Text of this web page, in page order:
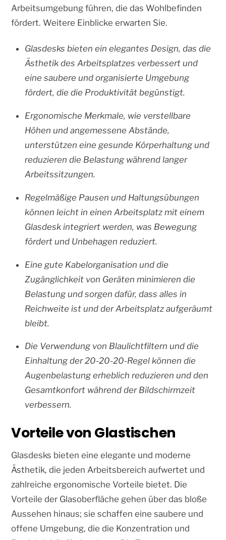
Arbeitsumgebung führen, die das Wohlbefinden
fördert. Weitere Einblicke erwarten Sie.
Glasdesks bieten ein elegantes Design, das die
Ästhetik des Arbeitsplatzes verbessert und
eine saubere und organisierte Umgebung
fördert, die die Produktivität begünstigt.
Ergonomische Merkmale, wie verstellbare
Höhen und angemessene Abstände,
unterstützen eine gesunde Körperhaltung und
reduzieren die Belastung während langer
Arbeitssitzungen.
Regelmäßige Pausen und Haltungsübungen
können leicht in einen Arbeitsplatz mit einem
Glasdesk integriert werden, was Bewegung
fördert und Unbehagen reduziert.
Eine gute Kabelorganisation und die
Zugänglichkeit von Geräten minimieren die
Belastung und sorgen dafür, dass alles in
Reichweite ist und der Arbeitsplatz aufgeräumt
bleibt.
Die Verwendung von Blaulichtfiltern und die
Einhaltung der 20-20-20-Regel können die
Augenbelastung erheblich reduzieren und den
Gesamtkonfort während der Bildschirmzeit
verbessern.
Vorteile von Glastischen
Glasdesks bieten eine elegante und moderne
Ästhetik, die jeden Arbeitsbereich aufwertet und
zahlreiche ergonomische Vorteile bietet. Die
Vorteile der Glasoberfläche gehen über das bloße
Aussehen hinaus; sie schaffen eine saubere und
offene Umgebung, die die Konzentration und